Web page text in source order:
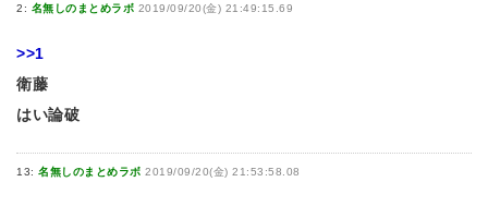
2: 名無しのまとめラボ 2019/09/20(金) 21:49:15.69
>>1
衛藤
はい論破
13: 名無しのまとめラボ 2019/09/20(金) 21:53:58.08